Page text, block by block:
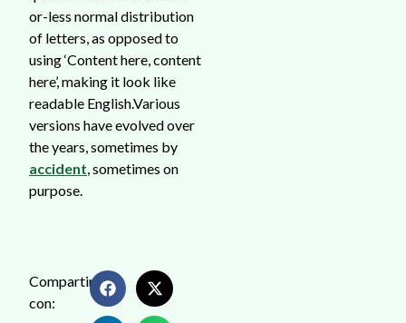
or-less normal distribution
of letters, as opposed to
using ‘Content here, content
here’, making it look like
readable English.Various
versions have evolved over
the years, sometimes by
accident, sometimes on
purpose.
Compartir
con: